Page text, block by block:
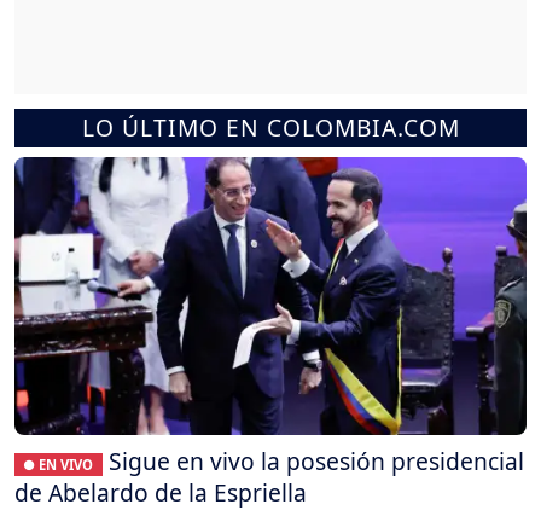
LO ÚLTIMO EN COLOMBIA.COM
● EN VIVO
Sigue en vivo la posesión presidencial
de Abelardo de la Espriella